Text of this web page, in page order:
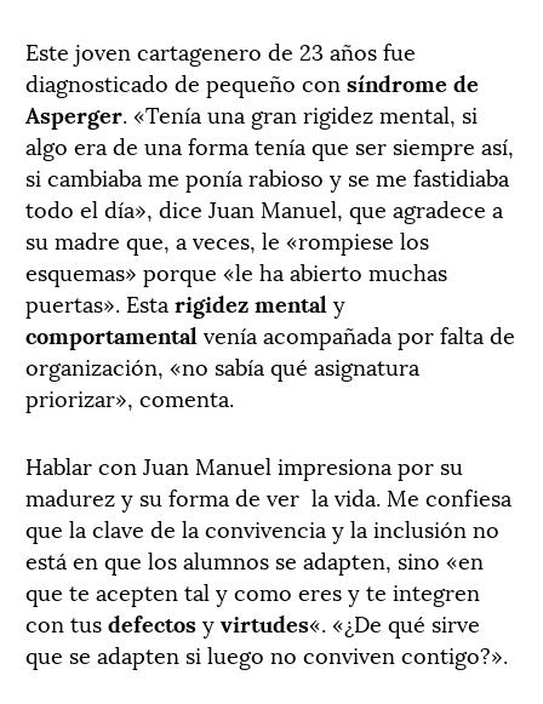
Este joven cartagenero de 23 años fue
diagnosticado de pequeño con síndrome de
Asperger. «Tenía una gran rigidez mental, si
algo era de una forma tenía que ser siempre así,
si cambiaba me ponía rabioso y se me fastidiaba
todo el día», dice Juan Manuel, que agradece a
su madre que, a veces, le «rompiese los
esquemas» porque «le ha abierto muchas
puertas». Esta rigidez mental y
comportamental venía acompañada por falta de
organización, «no sabía qué asignatura
priorizar», comenta.
Hablar con Juan Manuel impresiona por su
madurez y su forma de ver la vida. Me confiesa
que la clave de la convivencia y la inclusión no
está en que los alumnos se adapten, sino «en
que te acepten tal y como eres y te integren
con tusdefectosyvirtudes«. «¿De qué sirve
que se adapten si luego no conviven contigo?».